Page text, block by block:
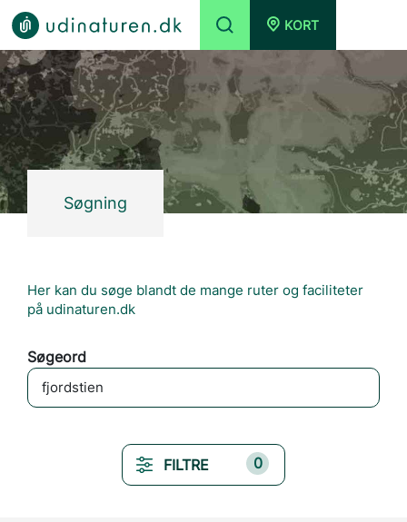
KORT
Søgning
Her kan du søge blandt de mange ruter og faciliteter
på udinaturen.dk
Søgeord
FILTRE 0